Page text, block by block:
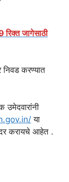
जागेसाठी
निवड करण्यात
उमेदवारांनी
या
करायचे आहेत .